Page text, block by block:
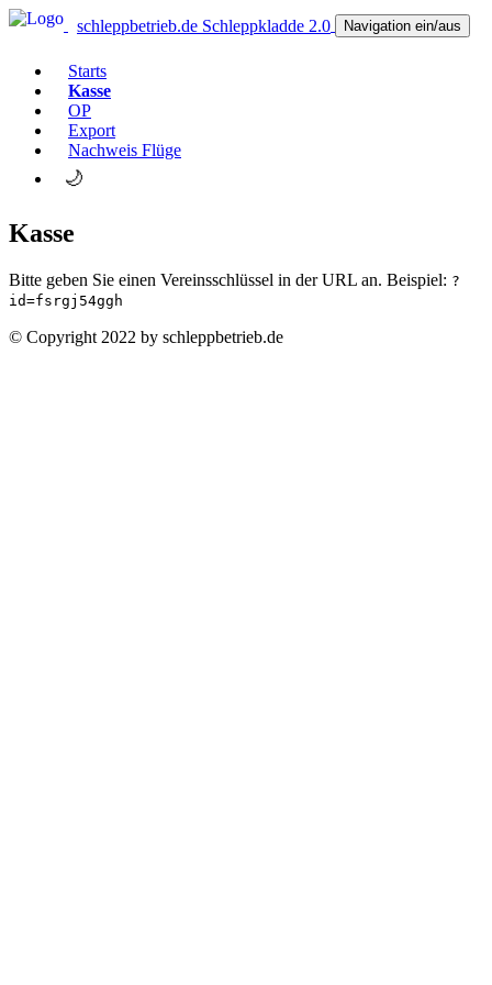
schleppbetrieb.de Schleppkladde 2.0 Navigation ein/aus
Starts
Kasse
OP
Export
Nachweis Flüge
🌙
Kasse
Bitte geben Sie einen Vereinsschlüssel in der URL an. Beispiel: ?
id=fsrgj54ggh
© Copyright 2022 by schleppbetrieb.de